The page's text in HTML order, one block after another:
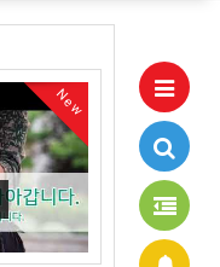
New
8월 6일 에덴